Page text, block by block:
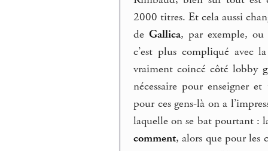
2000 titres. Et cela aussi
de Gallica, par exemple, ou
c’est plus compliqué avec
vraiment coincé côté lobby
nécessaire pour enseigner
pour ces gens-là on a
laquelle on se bat pourtant :
comment, alors que pour les